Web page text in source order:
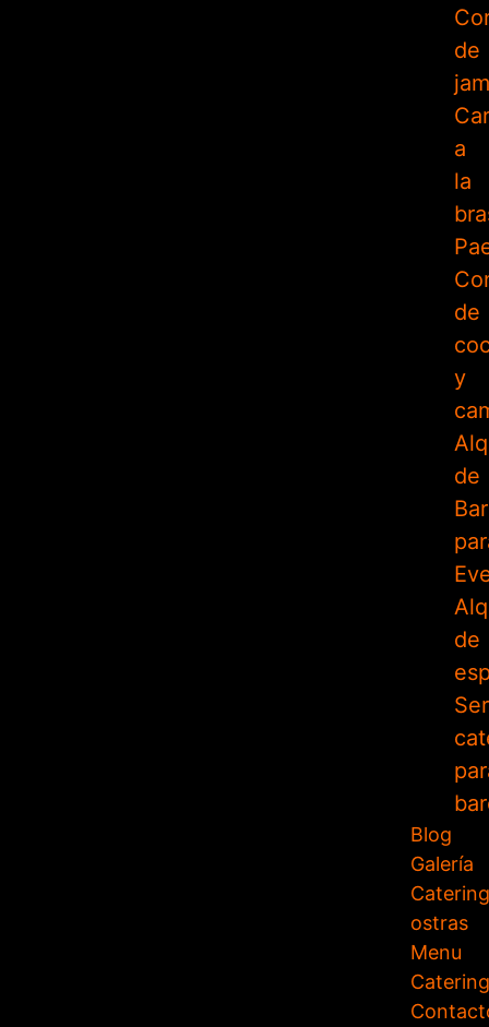
de
a
la
de
y
de
de
Blog
Galería
Catering
ostras
Menu
Catering